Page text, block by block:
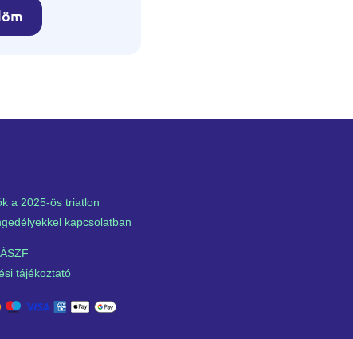
a 2025-ös triatlon
kapcsolatban
tájékoztató